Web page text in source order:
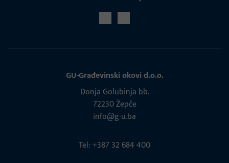
GU-Građevinski okovi d.o.o.
Donja Golubinja bb.
72230 Žepče
info@g-u.ba
Tel: +387 32 684 400